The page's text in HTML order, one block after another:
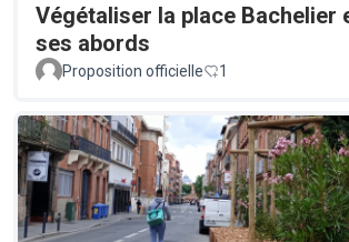
Végétaliser la place Bachelier
ses abords
Proposition officielle 1